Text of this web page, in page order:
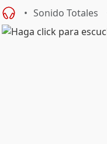
Sonido Totales